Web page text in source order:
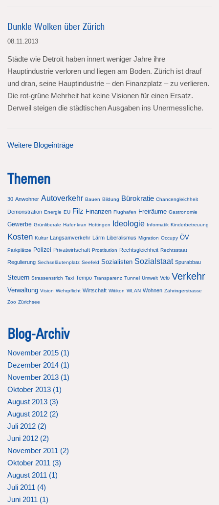
Dunkle Wolken über Zürich
08.11.2013
Städte wie Detroit haben innert weniger Jahre ihre
Hauptindustrie verloren und liegen am Boden. Zürich ist drauf
und dran, seine Hauptindustrie – den Finanzplatz – zu verlieren.
Die rot-grüne Mehrheit hat keine Visionen für einen Ersatz.
Derweil steigen die städtischen Ausgaben ins Unermessliche.
Weitere Blogeinträge
Themen
30 Anwohner Autoverkehr Bauen Bildung Bürokratie Chancengleichheit
Demonstration Energie EU Filz Finanzen Flughafen Freiräume Gastronomie
Gewerbe Grünliberale Hafenkran Hottingen Ideologie Informatik Kinderbetreuung
Kosten Kultur Langsamverkehr Lärm Liberalismus Migration Occupy ÖV
Parkplätze Polizei Privatwirtschaft Prostitution Rechtsgleichheit Rechtsstaat
Regulierung Sechseläutenplatz Seefeld Sozialisten Sozialstaat Spurabbau
Steuern Strassenstrich Taxi Tempo Transparenz Tunnel Umwelt Velo Verkehr
Verwaltung Vision Wehrpflicht Wirtschaft Witikon WLAN Wohnen Zähringerstrasse
Zoo Zürichsee
Blog-Archiv
November 2015 (1)
Dezember 2014 (1)
November 2013 (1)
Oktober 2013 (1)
August 2013 (3)
August 2012 (2)
Juli 2012 (2)
Juni 2012 (2)
November 2011 (2)
Oktober 2011 (3)
August 2011 (1)
Juli 2011 (4)
Juni 2011 (1)